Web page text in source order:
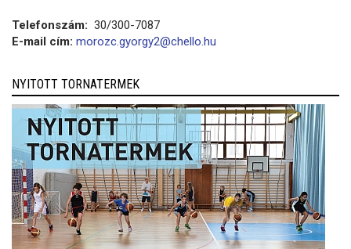
Telefonszám: 30/300-7087
E-mail cím: morozc.gyorgy2@chello.hu
NYITOTT TORNATERMEK